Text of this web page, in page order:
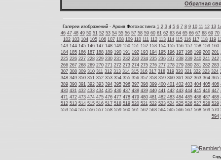
Обратная
Галереи изображений - Архив Фотохостинга 1 2 3 4 5 6 7 8 9 10 11 12 13
46 47 48 49 50 51 52 53 54 55 56 57 58 59 60 61 62 63 64 65 66 67 68 69 70
102 103 104 105 106 107 108 109 110 111 112 113 114 115 116 117 118 119
143 144 145 146 147 148 149 150 151 152 153 154 155 156 157 158 159 160
184 185 186 187 188 189 190 191 192 193 194 195 196 197 198 199 200 201
225 226 227 228 229 230 231 232 233 234 235 236 237 238 239 240 241 242
266 267 268 269 270 271 272 273 274 275 276 277 278 279 280 281 282 283
307 308 309 310 311 312 313 314 315 316 317 318 319 320 321 322 323 324
348 349 350 351 352 353 354 355 356 357 358 359 360 361 362 363 364 365
389 390 391 392 393 394 395 396 397 398 399 400 401 402 403 404 405 406
430 431 432 433 434 435 436 437 438 439 440 441 442 443 444 445 446 447
471 472 473 474 475 476 477 478 479 480 481 482 483 484 485 486 487 488
512 513 514 515 516 517 518 519 520 521 522 523 524 525 526 527 528 529
553 554 555 556 557 558 559 560 561 562 563 564 565 566 567 568 569 570
594